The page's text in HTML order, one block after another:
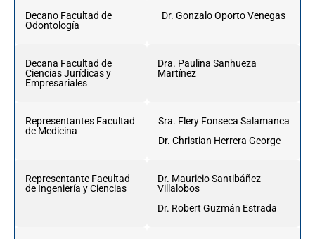
Decano Facultad de
Odontología
Dr. Gonzalo Oporto Venegas
Decana Facultad de
Ciencias Jurídicas y
Empresariales
Dra. Paulina Sanhueza
Martínez
Representantes Facultad
de Medicina
Sra. Flery Fonseca Salamanca
Dr. Christian Herrera George
Representante Facultad
de Ingeniería y Ciencias
Dr. Mauricio Santibáñez
Villalobos
Dr. Robert Guzmán Estrada